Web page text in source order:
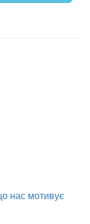
нас мотивує